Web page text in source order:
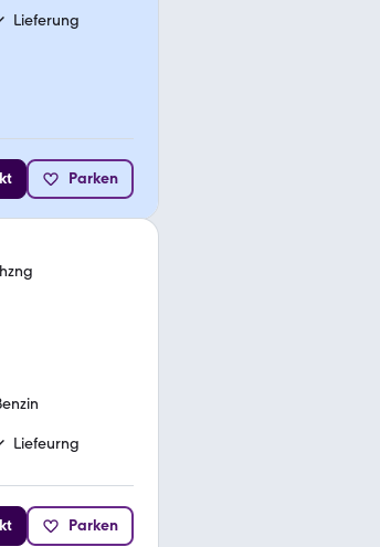
Lieferung
Parken
Liefeurng
Parken